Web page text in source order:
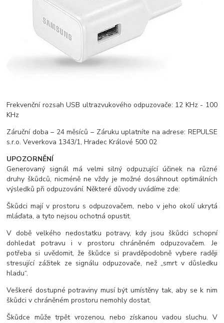
Frekvenční rozsah USB ultrazvukového odpuzovače: 12 KHz - 100
KHz
Záruční doba – 24 měsíců – Záruku uplatníte na adrese: REPULSE
s.r.o. Veverkova 1343/1, Hradec Králové 500 02
UPOZORNĚNÍ
Generovaný signál má velmi silný odpuzující účinek na různé
druhy škůdců, nicméně ne vždy je možné dosáhnout optimálních
výsledků při odpuzování. Některé důvody uvádíme zde:
Škůdci mají v prostoru s odpuzovačem, nebo v jeho okolí ukrytá
mláďata, a tyto nejsou ochotná opustit.
V době velkého nedostatku potravy, kdy jsou škůdci schopní
dohledat potravu i v prostoru chráněném odpuzovačem. Je
potřeba si uvědomit, že škůdce si pravděpodobně vybere raději
stresující zážitek ze signálu odpuzovače, než „smrt v důsledku
hladu“.
Veškeré dostupné potraviny musí být umístěny tak, aby se k nim
škůdci v chráněném prostoru nemohly dostat.
Škůdce může trpět vrozenou, nebo získanou vadou sluchu. V